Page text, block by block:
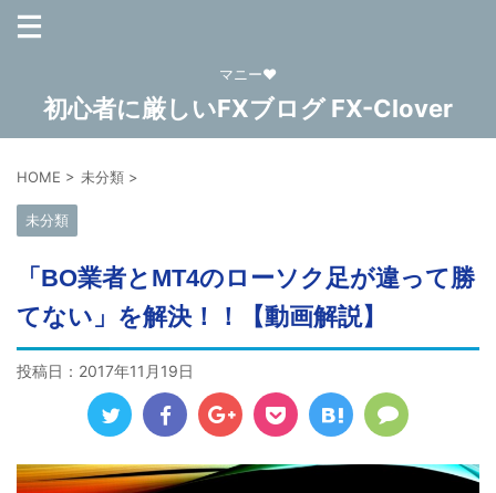
マニー❤
初心者に厳しいFXブログ FX-Clover
HOME > 未分類 >
未分類
「BO業者とMT4のローソク足が違って勝
てない」を解決！！【動画解説】
投稿日： 2017年11月19日